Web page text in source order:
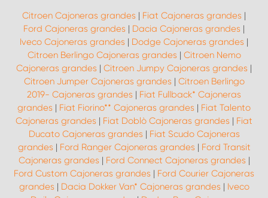
Citroen Cajoneras grandes | Fiat Cajoneras grandes |
Ford Cajoneras grandes | Dacia Cajoneras grandes |
Iveco Cajoneras grandes | Dodge Cajoneras grandes |
Citroen Berlingo Cajoneras grandes | Citroen Nemo
Cajoneras grandes | Citroen Jumpy Cajoneras grandes |
Citroen Jumper Cajoneras grandes | Citroen Berlingo
2019- Cajoneras grandes | Fiat Fullback* Cajoneras
grandes | Fiat Fiorino** Cajoneras grandes | Fiat Talento
Cajoneras grandes | Fiat Doblò Cajoneras grandes | Fiat
Ducato Cajoneras grandes | Fiat Scudo Cajoneras
grandes | Ford Ranger Cajoneras grandes | Ford Transit
Cajoneras grandes | Ford Connect Cajoneras grandes |
Ford Custom Cajoneras grandes | Ford Courier Cajoneras
grandes | Dacia Dokker Van* Cajoneras grandes | Iveco